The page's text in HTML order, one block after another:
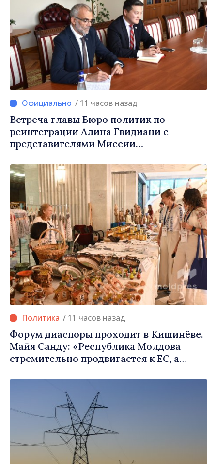
/ 11 часов назад
Встреча главы Бюро политик по
реинтеграции Алина Гвидиани с
представителями Миссии
Креста в Молдове
/ 11 часов назад
Форум диаспоры проходит в Кишинёве.
Майя Санду: «Республика Молдова
стремительно продвигается к ЕС, а
продвижении и поддержке этого пути»